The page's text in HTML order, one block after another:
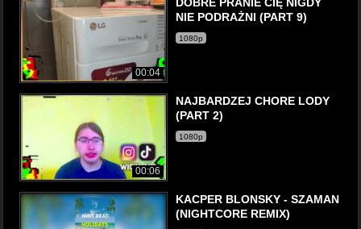
00:04
NIE PODRAŻNI (PART 9)
1080p
00:06
NAJBARDZEJ CHORE LODY
(PART 2)
1080p
KACPER BLONSKY - SZAMAN
(NIGHTCORE REMIX)